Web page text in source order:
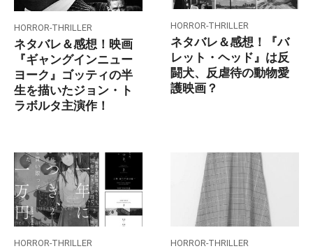
HORROR-THRILLER
ネタバレ＆感想！映画
『ギャングインニュー
ヨーク』ゴッティの半
生を描いたジョン・ト
ラボルタ主演作！
HORROR-THRILLER
ネタバレ＆感想！『バ
レット・ヘッド』は反
闘犬、反虐待の動物愛
護映画？
HORROR-THRILLER HORROR-THRILLER